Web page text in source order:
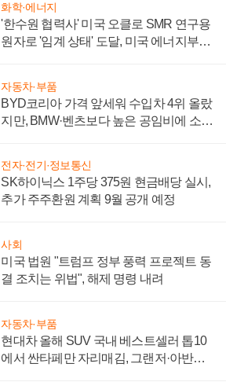
화학·에너지
'한수원 협력사' 미국 오클로 SMR 연구용
원자로 '임계 상태' 도달, 미국 에너지부
자동차·부품
BYD코리아 가격 앞세워 수입차 4위 올랐
지만, BMW·벤츠보다 높은 공임비에 소비
전자·전기·정보통신
SK하이닉스 1주당 375원 현금배당 실시,
추가 주주환원 계획 9월 공개 예정
사회
미국 법원 "트럼프 정부 풍력 프로젝트 동
결 조치는 위법", 해제 명령 내려
자동차·부품
현대차 올해 SUV 국내 베스트셀러 톱10
에서 싼타페만 자리매김, 그랜저·아반떼